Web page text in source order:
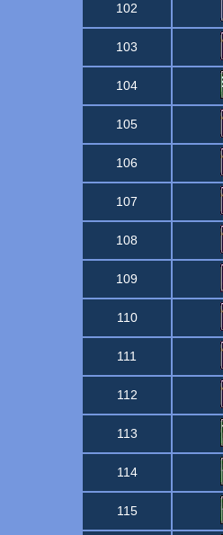
102
103
104
105
106
107
108
109
110
111
112
113
114
115